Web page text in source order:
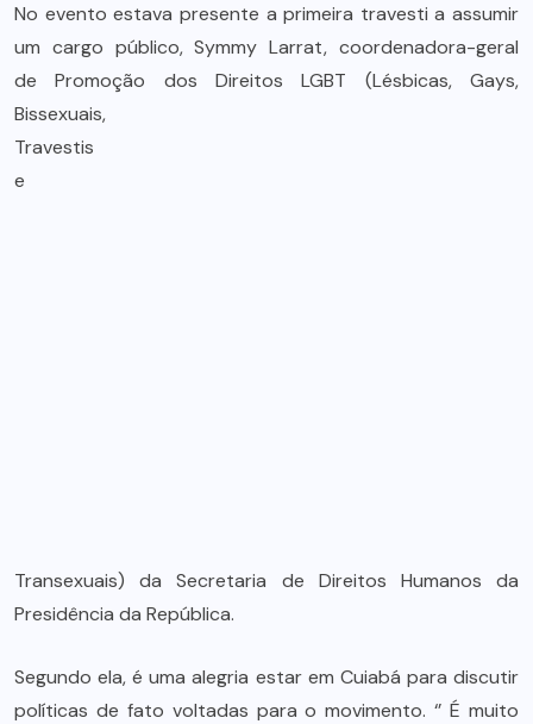
No evento estava presente a primeira travesti a assumir
um cargo público, Symmy Larrat, coordenadora-geral
de Promoção dos Direitos LGBT (Lésbicas, Gays,
Bissexuais,
Travestis
e
Transexuais) da Secretaria de Direitos Humanos da
Presidência da República.
Segundo ela, é uma alegria estar em Cuiabá para discutir
políticas de fato voltadas para o movimento. ‘’ É muito